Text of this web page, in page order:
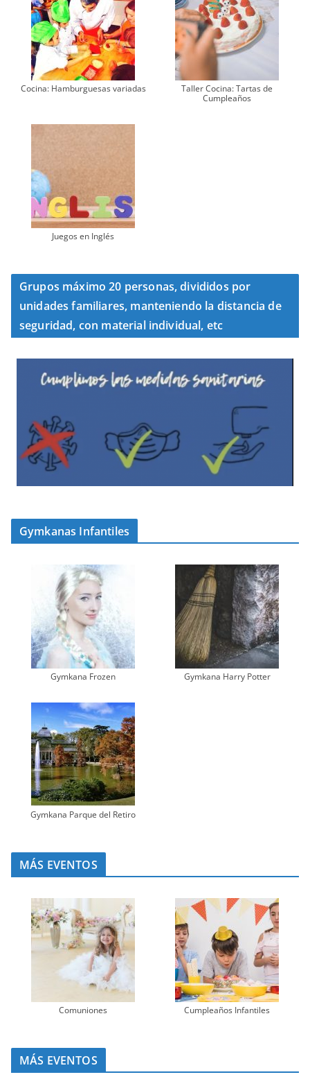
Cocina: Hamburguesas variadas
Taller Cocina: Tartas de
Cumpleaños
Juegos en Inglés
Grupos máximo 20 personas, divididos por
unidades familiares, manteniendo la distancia de
seguridad, con material individual, etc
Gymkanas Infantiles
Gymkana Frozen Gymkana Harry Potter
Gymkana Parque del Retiro
MÁS EVENTOS
Comuniones Cumpleaños Infantiles
MÁS EVENTOS